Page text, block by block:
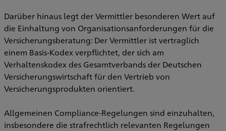
Darüber hinaus legt der Vermittler besonderen Wert auf
die Einhaltung von Organisationsanforderungen für die
Versicherungsberatung: Der Vermittler ist vertraglich
einem Basis-Kodex verpflichtet, der sich am
Verhaltenskodex des Gesamtverbands der Deutschen
Versicherungswirtschaft für den Vertrieb von
Versicherungsprodukten orientiert.
Allgemeinen Compliance-Regelungen sind einzuhalten,
insbesondere die strafrechtlich relevanten Regelungen